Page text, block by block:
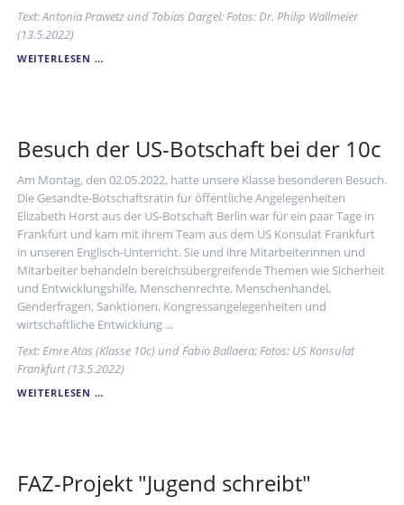
Text: Antonia Prawetz und Tobias Dargel; Fotos: Dr. Philip Wallmeier
(13.5.2022)
WEITERLESEN …HESSISCHE
POWI-
LK
Besuch der US-Botschaft bei der 10c
Am Montag, den 02.05.2022, hatte unsere Klasse besonderen Besuch.
Die Gesandte-Botschaftsrätin für öffentliche Angelegenheiten
Elizabeth Horst aus der US-Botschaft Berlin war für ein paar Tage in
Frankfurt und kam mit ihrem Team aus dem US Konsulat Frankfurt
in unseren Englisch-Unterricht. Sie und ihre Mitarbeiterinnen und
Mitarbeiter behandeln bereichsübergreifende Themen wie Sicherheit
und Entwicklungshilfe, Menschenrechte, Menschenhandel,
Genderfragen, Sanktionen, Kongressangelegenheiten und
wirtschaftliche Entwicklung ...
Text: Emre Atas (Klasse 10c) und Fabio Ballaera; Fotos: US Konsulat
Frankfurt (13.5.2022)
WEITERLESEN …BESUCH
DER
10C
FAZ-Projekt "Jugend schreibt"